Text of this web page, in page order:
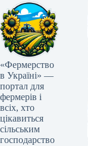
«Фермерство
в Україні» —
портал для
фермерів і
всіх, хто
цікавиться
сільським
господарство